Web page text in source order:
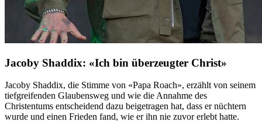
Jacoby Shaddix: «Ich bin überzeugter Christ»
Jacoby Shaddix, die Stimme von «Papa Roach», erzählt von seinem
tiefgreifenden Glaubensweg und wie die Annahme des
Christentums entscheidend dazu beigetragen hat, dass er nüchtern
wurde und einen Frieden fand, wie er ihn nie zuvor erlebt hatte.